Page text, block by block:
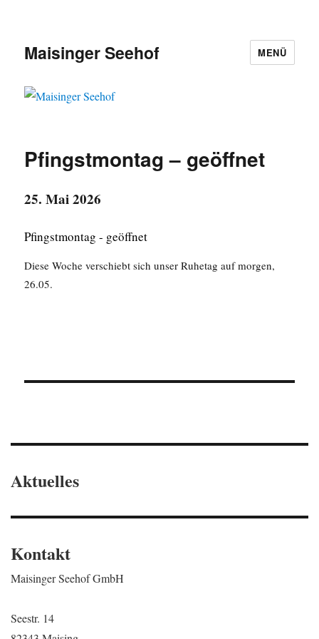
Maisinger Seehof MENÜ
Pfingstmontag – geöffnet
25. Mai 2026
Pfingstmontag - geöffnet
Diese Woche verschiebt sich unser Ruhetag auf morgen,
26.05.
Aktuelles
Kontakt
Maisinger Seehof GmbH
Seestr. 14